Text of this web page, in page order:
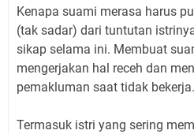
Kenapa suami merasa harus
(tak sadar) dari tuntutan
sikap selama ini. Membuat
mengerjakan hal receh dan
pemakluman saat tidak bekerja.
Termasuk istri yang sering